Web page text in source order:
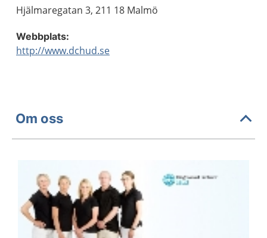
Hjälmaregatan 3, 211 18 Malmö
Webbplats:
http://www.dchud.se
Om oss